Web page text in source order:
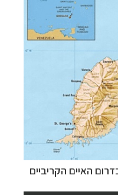
האיים הקריביים